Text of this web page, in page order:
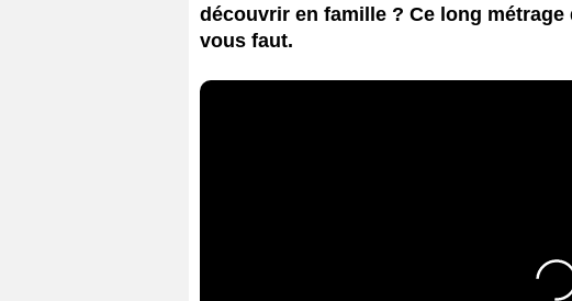
découvrir en famille ? Ce long
vous faut.